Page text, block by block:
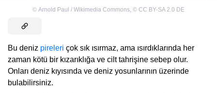
© Arnold Paul / Wikimedia Commons, © CC BY-SA 2.0 DE
Bu deniz pireleri çok sık ısırmaz, ama ısırdıklarında her
zaman kötü bir kızarıklığa ve cilt tahrişine sebep olur.
Onları deniz kıyısında ve deniz yosunlarının üzerinde
bulabilirsiniz.